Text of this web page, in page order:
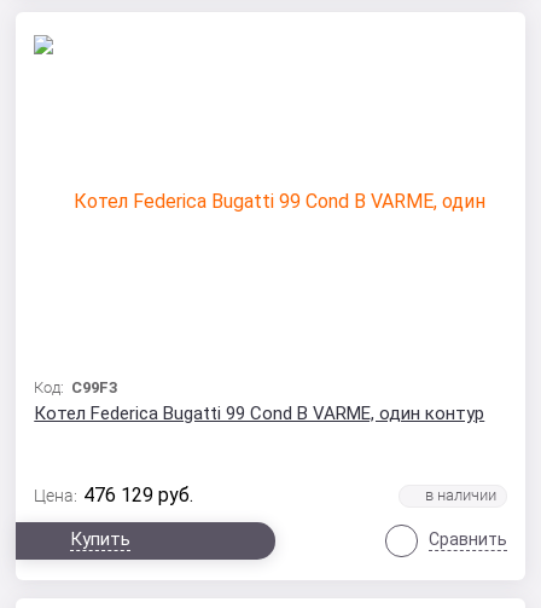
Код: C99F3
Котел Federica Bugatti 99 Cond B VARME, один контур
Цена: 476 129 руб.
Купить Сравнить